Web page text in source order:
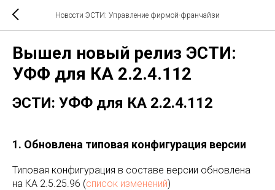
Новости ЭСТИ: Управление фирмой-франчайзи
Вышел новый релиз ЭСТИ:
УФФ для КА 2.2.4.112
ЭСТИ: УФФ для КА 2.2.4.112
1. Обновлена типовая конфигурация версии
Типовая конфигурация в составе версии обновлена
на КА 2.5.25.96 (список изменений)